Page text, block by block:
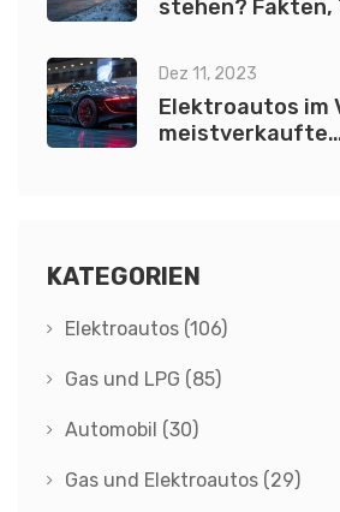
stehen? Fakten,
Dez 11, 2023
Elektroautos im
meistverkaufte
KATEGORIEN
Elektroautos (106)
Gas und LPG (85)
Automobil (30)
Gas und Elektroautos (29)